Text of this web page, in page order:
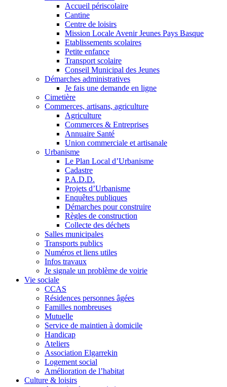
Accueil périscolaire
Cantine
Centre de loisirs
Mission Locale Avenir Jeunes Pays Basque
Etablissements scolaires
Petite enfance
Transport scolaire
Conseil Municipal des Jeunes
Démarches administratives
Je fais une demande en ligne
Cimetière
Commerces, artisans, agriculture
Agriculture
Commerces & Entreprises
Annuaire Santé
Union commerciale et artisanale
Urbanisme
Le Plan Local d’Urbanisme
Cadastre
P.A.D.D.
Projets d’Urbanisme
Enquêtes publiques
Démarches pour construire
Règles de construction
Collecte des déchets
Salles municipales
Transports publics
Numéros et liens utiles
Infos travaux
Je signale un problème de voirie
Vie sociale
CCAS
Résidences personnes âgées
Familles nombreuses
Mutuelle
Service de maintien à domicile
Handicap
Ateliers
Association Elgarrekin
Logement social
Amélioration de l’habitat
Culture & loisirs